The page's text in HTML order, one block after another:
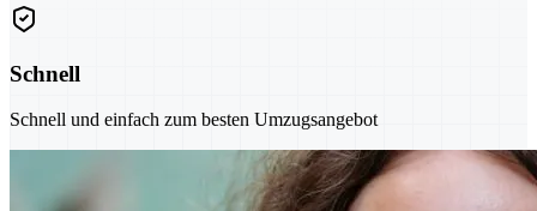
Schnell
Schnell und einfach zum besten Umzugsangebot